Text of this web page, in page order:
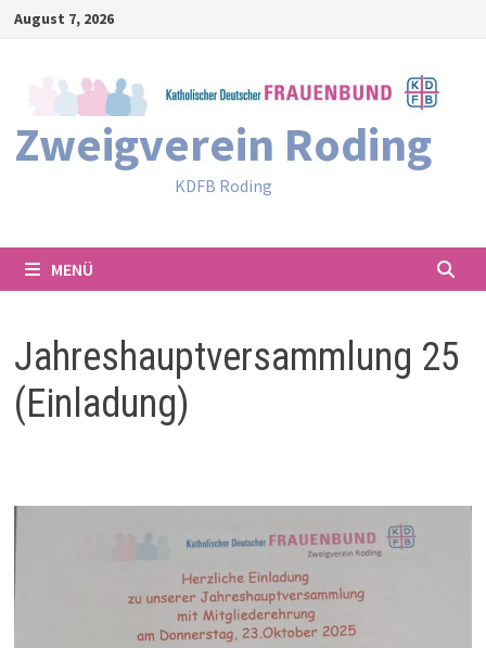
Zum
August 7, 2026
Zweigverein Roding
KDFB Roding
MENÜ
Jahreshauptversammlung 25
(Einladung)